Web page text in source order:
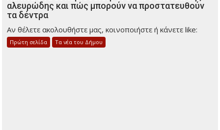
αλευρώδης και πώς μπορούν να προστατευθούν
τα δέντρα
Αν θέλετε ακολουθήστε μας, κοινοποιήστε ή κάνετε like:
Πρώτη σελίδα Τα νέα του Δήμου